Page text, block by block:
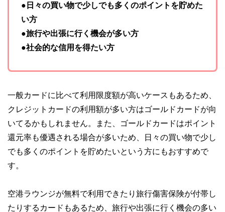
●日々の買い物で少しでも多くのポイントを貯めた
い方
●旅行や出張に行く機会が多い方
●社会的な信用を得たい方
一般カードに比べて利用限度額が高いケースもあるため、
クレジットカードの利用額が多い方はゴールドカードが向
いてるかもしれません。また、ゴールドカードはポイント
還元率も優遇される場合が多いため、日々の買い物で少し
でも多くのポイントを貯めたいという方にもおすすめで
す。
空港ラウンジが無料で利用できたり旅行傷害保険が付帯し
たりするカードもあるため、旅行や出張に行く機会の多い